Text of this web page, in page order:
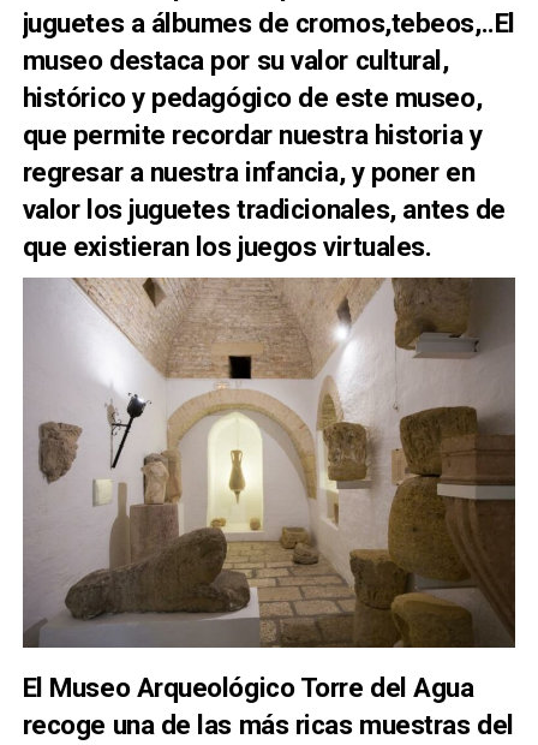
juguetes a álbumes de cromos,tebeos,..El
museo destaca por su valor cultural,
histórico y pedagógico de este museo,
que permite recordar nuestra historia y
regresar a nuestra infancia, y poner en
valor los juguetes tradicionales, antes de
que existieran los juegos virtuales.
El Museo Arqueológico Torre del Agua
recoge una de las más ricas muestras del